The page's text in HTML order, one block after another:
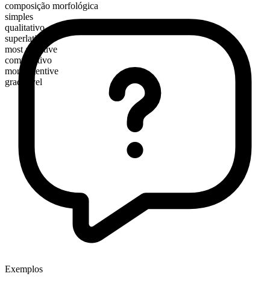
composição morfológica
simples
qualitativo
superlativo
most attentive
comparativo
more attentive
graduável
Exemplos